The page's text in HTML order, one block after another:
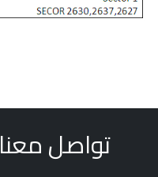
تواصل معنا